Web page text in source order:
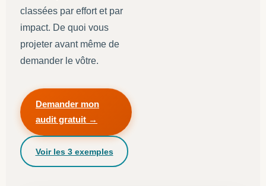
classées par effort et par
impact. De quoi vous
projeter avant même de
demander le vôtre.
Demander mon
audit gratuit →
Voir les 3 exemples